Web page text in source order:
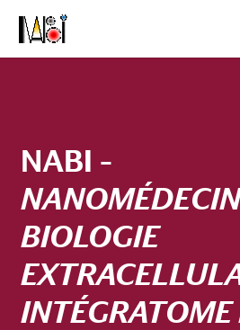
NABI –
BIOLOGIE
INTÉGRATOME